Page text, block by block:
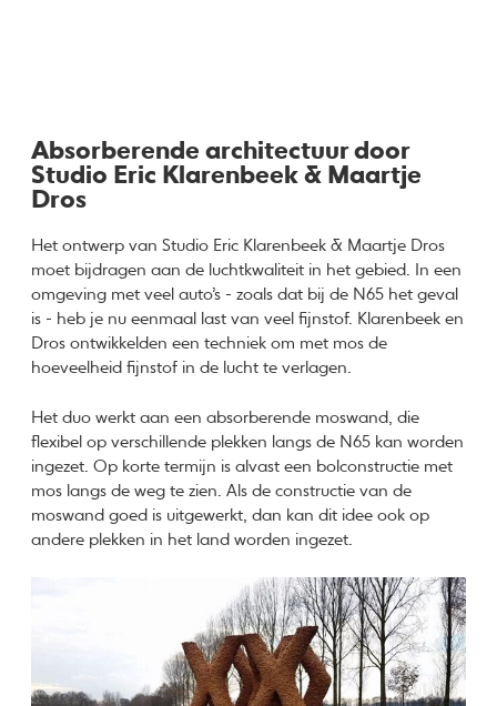
Absorberende architectuur door
Studio Eric Klarenbeek & Maartje
Dros
Het ontwerp van Studio Eric Klarenbeek & Maartje Dros
moet bijdragen aan de luchtkwaliteit in het gebied. In een
omgeving met veel auto’s - zoals dat bij de N65 het geval
is - heb je nu eenmaal last van veel fijnstof. Klarenbeek en
Dros ontwikkelden een techniek om met mos de
hoeveelheid fijnstof in de lucht te verlagen.
Het duo werkt aan een absorberende moswand, die
flexibel op verschillende plekken langs de N65 kan worden
ingezet. Op korte termijn is alvast een bolconstructie met
mos langs de weg te zien. Als de constructie van de
moswand goed is uitgewerkt, dan kan dit idee ook op
andere plekken in het land worden ingezet.